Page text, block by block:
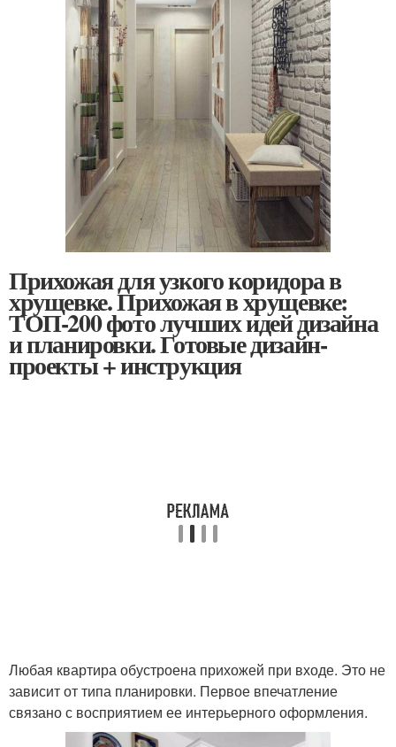
Прихожая для узкого коридора в
хрущевке. Прихожая в хрущевке:
ТОП-200 фото лучших идей дизайна
и планировки. Готовые дизайн-
проекты + инструкция
Любая квартира обустроена прихожей при входе. Это не
зависит от типа планировки. Первое впечатление
связано с восприятием ее интерьерного оформления.